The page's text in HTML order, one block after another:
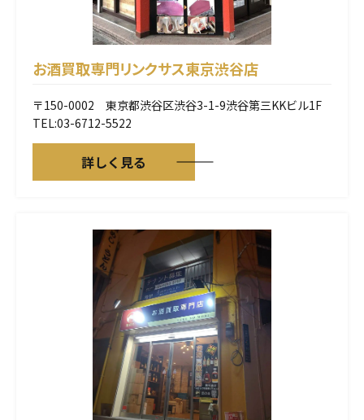
お酒買取専門リンクサス東京渋谷店
〒150-0002 東京都渋谷区渋谷3-1-9渋谷第三KKビル1F
TEL:03-6712-5522
詳しく見る